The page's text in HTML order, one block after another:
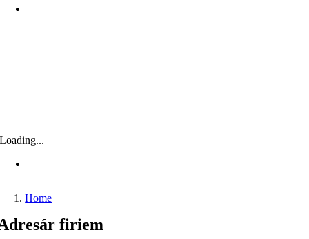
Loading...
Home
firiem